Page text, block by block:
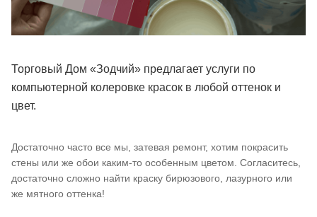
Торговый Дом «Зодчий» предлагает услуги по
компьютерной колеровке красок в любой оттенок и
цвет.
Достаточно часто все мы, затевая ремонт, хотим покрасить
стены или же обои каким-то особенным цветом. Согласитесь,
достаточно сложно найти краску бирюзового, лазурного или
же мятного оттенка!